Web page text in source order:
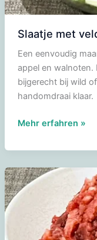
Slaatje met
Een eenvoudig
appel en walnoten.
bijgerecht bij wild
handomdraai klaar.
Slaatje
veldsla,
appel
en
walnoten
Mehr erfahren »